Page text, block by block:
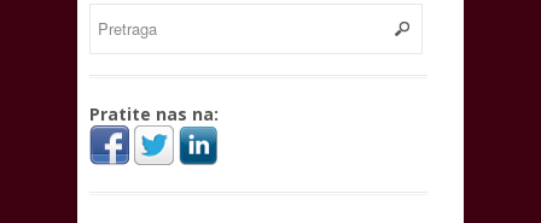
Pratite nas na: